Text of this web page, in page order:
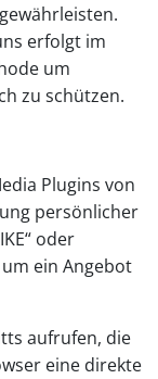
erfolgt im
um
zu schützen.
Plugins von
persönlicher
oder
um ein Angebot
aufrufen, die
eine direkte